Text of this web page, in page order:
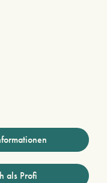
als Profi